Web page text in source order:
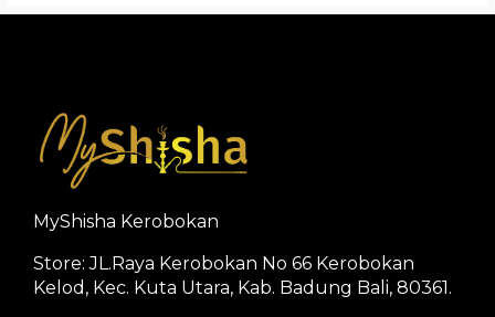
MyShisha Kerobokan
Store: JL.Raya Kerobokan No 66 Kerobokan
Kelod, Kec. Kuta Utara, Kab. Badung Bali, 80361.